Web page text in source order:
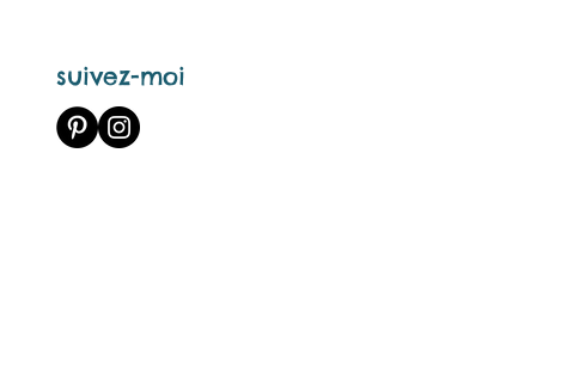
suivez-moi